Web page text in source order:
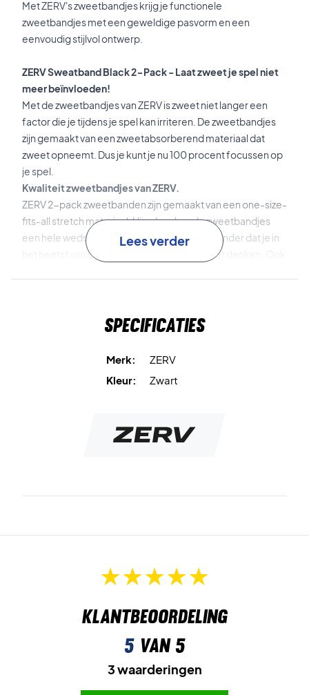
Met ZERV's zweetbandjes krijg je functionele
zweetbandjes met een geweldige pasvorm en een
eenvoudig stijlvol ontwerp.
ZERV Sweatband Black 2-Pack - Laat zweet je spel niet
meer beïnvloeden!
Met de zweetbandjes van ZERV is zweet niet langer een
factor die je tijdens je spel kan irriteren. De zweetbandjes
zijn gemaakt van een zweetabsorberend materiaal dat
zweet opneemt. Dus je kunt je nu 100 procent focussen op
je spel.
Kwaliteit zweetbandjes van ZERV.
ZERV 2-pack zweetbanden zijn gemaakt van een one-size-
fits-all stretch materiaal. Hierdoor kan de zweetbandjes
een hele wedstrijd lang goed blijven zitten, zonder dat je in
het heetst van de strijd aan extra dingen moet denken. Ook
Verpakking bevat twee zweetbanden.
Lees verder
Specificaties
Merk:
ZERV
Kleur:
Zwart
Klantbeoordeling
5van 5
3 waarderingen